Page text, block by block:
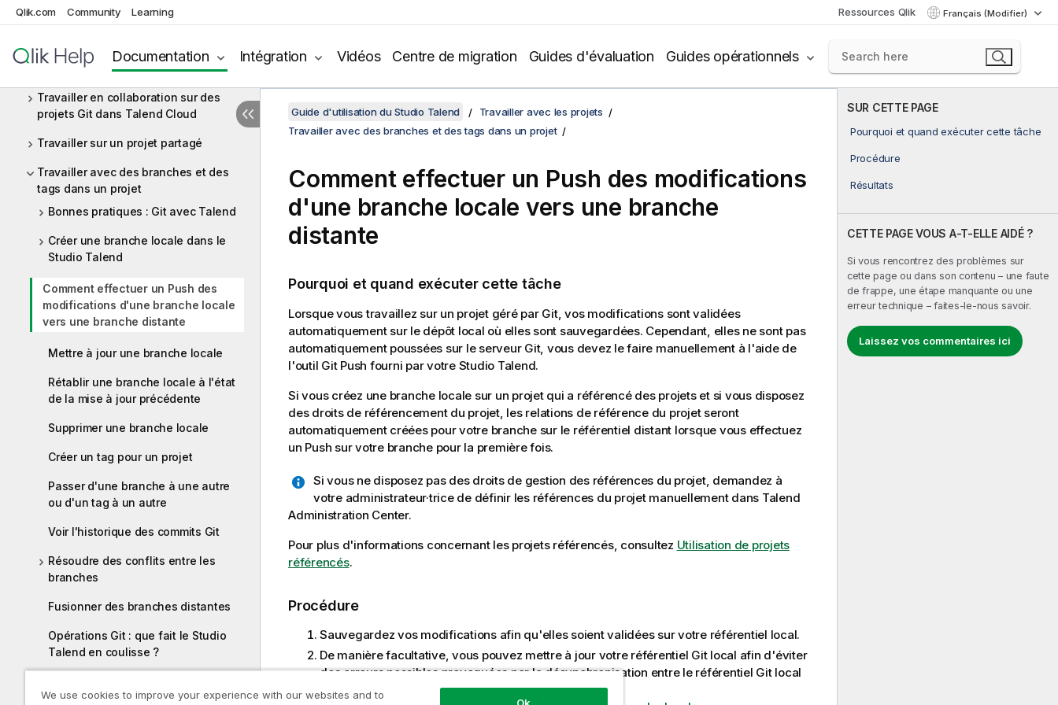
Qlik.com Community Learning Ressources Qlik Français (Modifier)
Documentation Intégration Vidéos Centre de migration Guides d'évaluation Guides opérationnels
standard
GPG en mode de stockage Git
standard
Travailler en collaboration sur des
projets Git dans Talend Cloud
Travailler sur un projet partagé
Travailler avec des branches et des
tags dans un projet
Bonnes pratiques : Git avec Talend
Créer une branche locale dans le
Studio Talend
Comment effectuer un Push des
modifications d'une branche locale
vers une branche distante
Mettre à jour une branche locale
Rétablir une branche locale à l'état
de la mise à jour précédente
Supprimer une branche locale
Créer un tag pour un projet
Passer d'une branche à une autre
ou d'un tag à un autre
Voir l'historique des commits Git
Résoudre des conflits entre les
branches
Fusionner des branches distantes
Opérations Git : que fait le Studio
Talend en coulisse ?
SUR CETTE PAGE
Pourquoi et quand exécuter cette tâche
Procédure
Résultats
CETTE PAGE VOUS A-T-ELLE AIDÉ ?
Si vous rencontrez des problèmes sur
cette page ou dans son contenu – une faute
de frappe, une étape manquante ou une
erreur technique – faites-le-nous savoir.
Laissez vos commentaires ici
Guide d'utilisation du Studio Talend
Travailler avec les projets
Travailler avec des branches et des tags dans un projet
Comment effectuer un Push des modifications
d'une branche locale vers une branche
distante
Pourquoi et quand exécuter cette tâche
Lorsque vous travaillez sur un projet géré par Git, vos modifications sont validées
automatiquement sur le dépôt local où elles sont sauvegardées. Cependant, elles ne sont pas
automatiquement poussées sur le serveur Git, vous devez le faire manuellement à l'aide de
l'outil Git Push fourni par votre Studio Talend.
Si vous créez une branche locale sur un projet qui a référencé des projets et si vous disposez
des droits de référencement du projet, les relations de référence du projet seront
automatiquement créées pour votre branche sur le référentiel distant lorsque vous effectuez
un Push sur votre branche pour la première fois.
Si vous ne disposez pas des droits de gestion des références du projet, demandez à
votre administrateur·trice de définir les références du projet manuellement dans Talend
Administration Center.
Pour plus d'informations concernant les projets référencés, consultez Utilisation de projets
référencés.
Procédure
Sauvegardez vos modifications afin qu'elles soient validées sur votre référentiel local.
De manière facultative, vous pouvez mettre à jour votre référentiel Git local afin d'éviter
des erreurs possibles provoquées par la désynchronisation entre le référentiel Git local
et le serveur.
We use cookies to improve your experience with our websites and to